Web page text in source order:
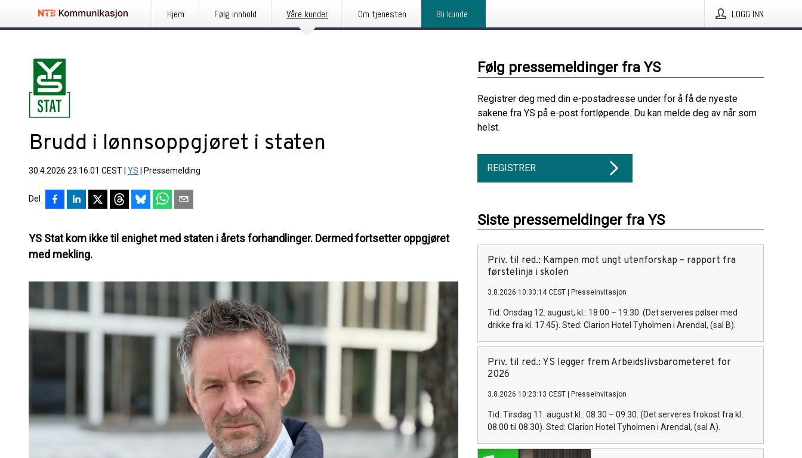
Hjem Følg innhold Våre kunder Om tjenesten Bli kunde LOGG INN
Brudd i lønnsoppgjøret i staten
30.4.2026 23:16:01 CEST YS Pressemelding
Del
YS Stat kom ikke til enighet med staten i årets forhandlinger. Dermed fortsetter oppgjøret
med mekling.
Følg pressemeldinger fra YS
Registrer deg med din e-postadresse under for å få de nyeste
sakene fra YS på e-post fortløpende. Du kan melde deg av når som
helst.
REGISTRER
Siste pressemeldinger fra YS
Priv. til red.: Kampen mot ungt utenforskap – rapport fra
førstelinja i skolen
3.8.2026 10:33:14 CEST Presseinvitasjon
Tid: Onsdag 12. august, kl.: 18:00 – 19:30. (Det serveres pølser med
drikke fra kl. 17.45). Sted: Clarion Hotel Tyholmen i Arendal, (sal B).
Priv. til red.: YS legger frem Arbeidslivsbarometeret for
2026
3.8.2026 10:23:13 CEST Presseinvitasjon
Tid: Tirsdag 11. august kl.: 08.30 – 09.30. (Det serveres frokost fra kl.:
08.00 til 08.30). Sted: Clarion Hotel Tyholmen i Arendal, (sal A).